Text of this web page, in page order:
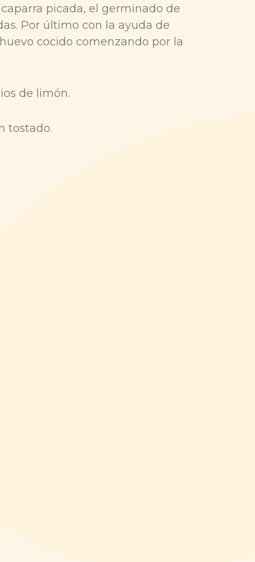
picada, el germinado de
Por último con la ayuda de
cocido comenzando por la
de limón.
tostado.